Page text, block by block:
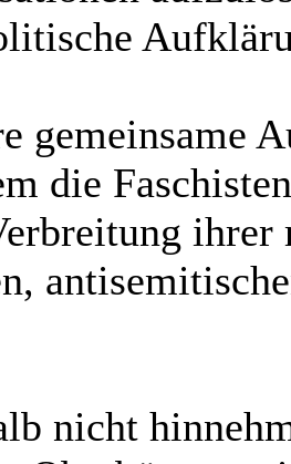
gemeinsame
die
ihrer
nicht